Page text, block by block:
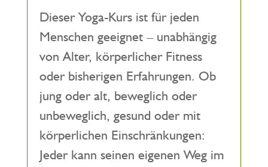
Dieser Yoga-Kurs ist für jeden
Menschen geeignet – unabhängig
von Alter, körperlicher Fitness
oder bisherigen Erfahrungen. Ob
jung oder alt, beweglich oder
unbeweglich, gesund oder mit
körperlichen Einschränkungen:
Jeder kann seinen eigenen Weg im